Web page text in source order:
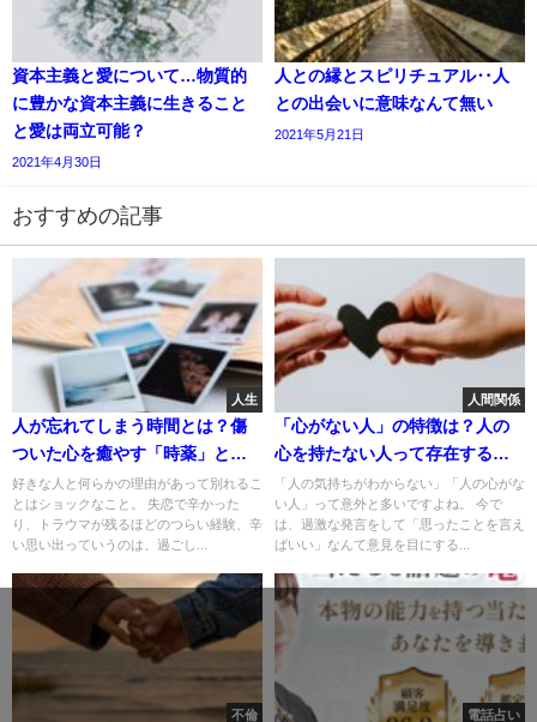
資本主義と愛について…物質的
に豊かな資本主義に生きること
と愛は両立可能？
2021年4月30日
人との縁とスピリチュアル‥人
との出会いに意味なんて無い
2021年5月21日
おすすめの記事
人生
人が忘れてしまう時間とは？傷
ついた心を癒やす「時薬」と忘
れてしまう私達
好きな人と何らかの理由があって別れるこ
とはショックなこと。 失恋で辛かった
り、トラウマが残るほどのつらい経験、辛
い思い出っていうのは、過ごし...
人間関係
「心がない人」の特徴は？人の
心を持たない人って存在する
の？
「人の気持ちがわからない」「人の心がな
い人」って意外と多いですよね。 今で
は、過激な発言をして「思ったことを言え
ばいい」なんて意見を目にする...
不倫 電話占い